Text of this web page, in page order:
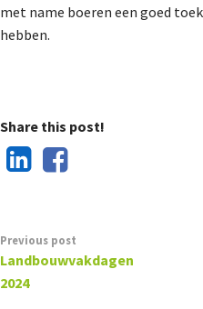
met name boeren een goed
hebben.
Share this post!
Previous post
Landbouwvakdagen
2024